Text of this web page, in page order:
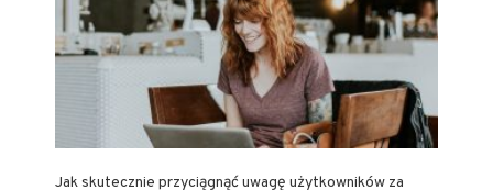
Jak skutecznie przyciągnąć uwagę użytkowników za